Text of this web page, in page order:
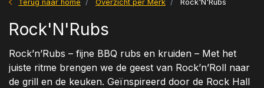
Terug naar home Overzicht per Merk Rock'N'Rubs
Rock'N'Rubs
Rock’n’Rubs – fijne BBQ rubs en kruiden – Met het
juiste ritme brengen we de geest van Rock’n’Roll naar
de grill en de keuken. Geïnspireerd door de Rock Hall